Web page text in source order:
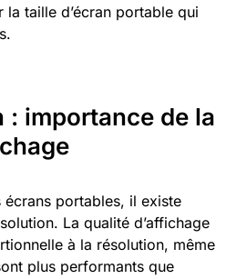
taille d’écran portable qui
: importance de la
écrans portables, il existe
La qualité d’affichage
à la résolution, même
plus performants que